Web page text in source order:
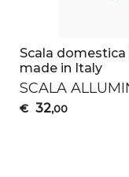
Scala
made in Italy
SCALA
€ 32,00